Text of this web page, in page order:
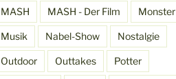
MASH MASH - Der Film Monster
Musik Nabel-Show Nostalgie
Outdoor Outtakes Potter